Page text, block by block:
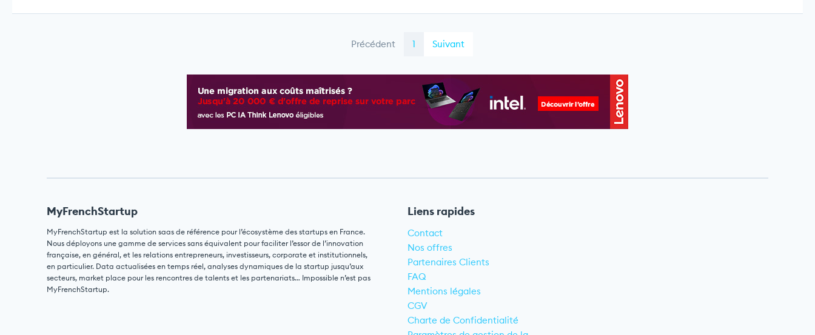
Précédent 1 Suivant
MyFrenchStartup
MyFrenchStartup est la solution saas de référence pour l’écosystème des startups en France.
Nous déployons une gamme de services sans équivalent pour faciliter l’essor de l’innovation
française, en général, et les relations entrepreneurs, investisseurs, corporate et institutionnels,
en particulier. Data actualisées en temps réel, analyses dynamiques de la startup jusqu’aux
secteurs, market place pour les rencontres de talents et les partenariats… Impossible n’est pas
MyFrenchStartup.
Liens rapides
Contact
Nos offres
Partenaires Clients
FAQ
Mentions légales
CGV
Charte de Confidentialité